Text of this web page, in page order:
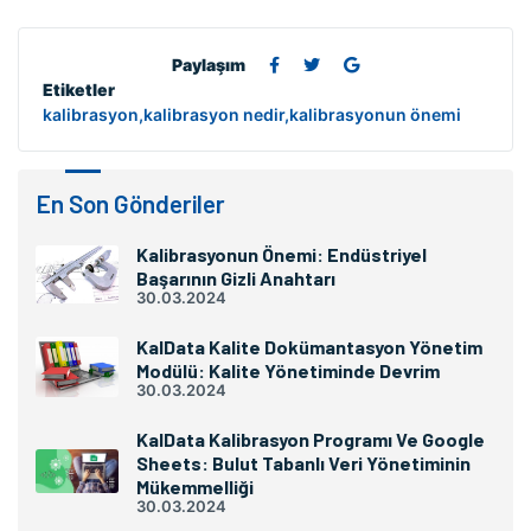
Paylaşım
Etiketler
kalibrasyon,kalibrasyon nedir,kalibrasyonun önemi
En Son Gönderiler
Kalibrasyonun Önemi: Endüstriyel
Başarının Gizli Anahtarı
30.03.2024
KalData Kalite Dokümantasyon Yönetim
Modülü: Kalite Yönetiminde Devrim
30.03.2024
KalData Kalibrasyon Programı Ve Google
Sheets: Bulut Tabanlı Veri Yönetiminin
Mükemmelliği
30.03.2024